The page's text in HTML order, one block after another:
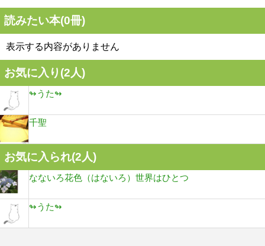
読みたい本(0冊)
表示する内容がありません
お気に入り(2人)
↬うた↬
千聖
お気に入られ(2人)
なないろ花色（はないろ）世界はひとつ
↬うた↬